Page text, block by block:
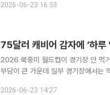
하는 가운데 이란에 경제적 숨통을 틔
2026-06-23 16:53
2026 북중미 월드컵이 경기장 안 먹
부담이 큰 가운데 일부 경기장에서는
2026-06-23 14:27